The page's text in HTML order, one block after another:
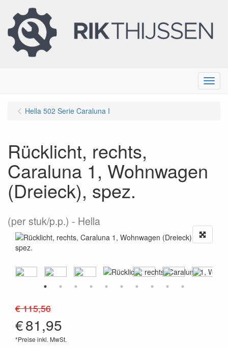
Menu
Hella 502 Serie Caraluna I
Rücklicht, rechts,
Caraluna 1, Wohnwagen
(Dreieck), spez.
(per stuk/p.p.) Hella
€ 115,56
€81,95
*Preise inkl. MwSt.